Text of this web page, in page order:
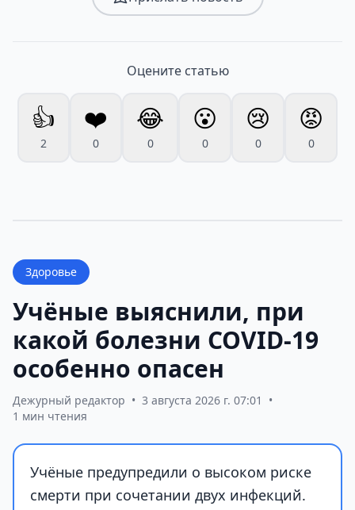
Оцените статью
👍
2
❤️
0
😂
0
😮
0
😢
0
😡
0
Здоровье
Учёные выяснили, при
какой болезни COVID-19
особенно опасен
Дежурный редактор • 3 августа 2026 г. 07:01
•
1 мин чтения
Учёные предупредили о высоком риске
смерти при сочетании двух инфекций.